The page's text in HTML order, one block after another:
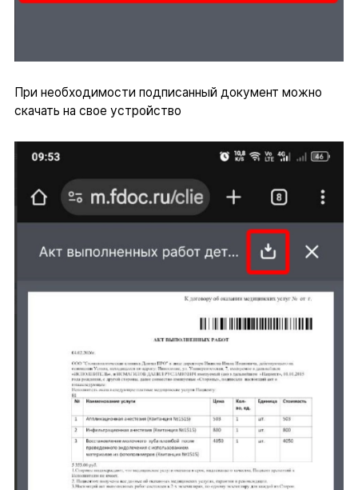
При необходимости подписанный документ можно
скачать на свое устройство